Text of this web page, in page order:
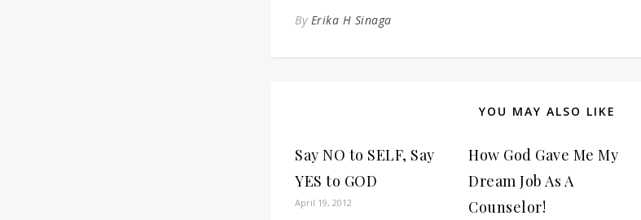
By Erika H Sinaga
YOU MAY ALSO LIKE
Say NO to SELF, Say
YES to GOD
April 19, 2012
How God Gave Me My
Dream Job As A
Counselor!